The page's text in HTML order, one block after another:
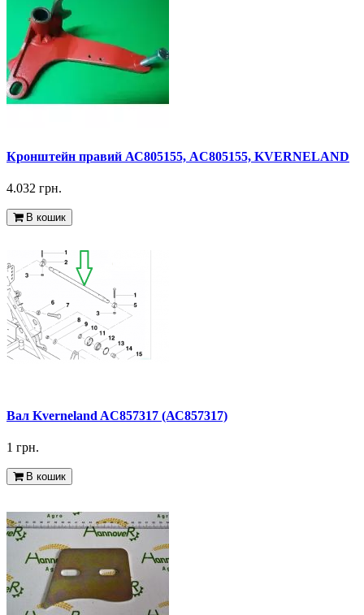
Кронштейн правий АС805155, AC805155, KVERNELAND
4.032 грн.
В кошик
Вал Kverneland AC857317 (АС857317)
1 грн.
В кошик